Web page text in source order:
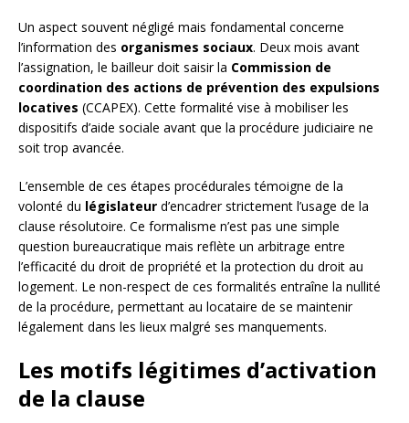
Un aspect souvent négligé mais fondamental concerne
l’information des organismes sociaux. Deux mois avant
l’assignation, le bailleur doit saisir la Commission de
coordination des actions de prévention des expulsions
locatives (CCAPEX). Cette formalité vise à mobiliser les
dispositifs d’aide sociale avant que la procédure judiciaire ne
soit trop avancée.
L’ensemble de ces étapes procédurales témoigne de la
volonté du législateur d’encadrer strictement l’usage de la
clause résolutoire. Ce formalisme n’est pas une simple
question bureaucratique mais reflète un arbitrage entre
l’efficacité du droit de propriété et la protection du droit au
logement. Le non-respect de ces formalités entraîne la nullité
de la procédure, permettant au locataire de se maintenir
légalement dans les lieux malgré ses manquements.
Les motifs légitimes d’activation
de la clause